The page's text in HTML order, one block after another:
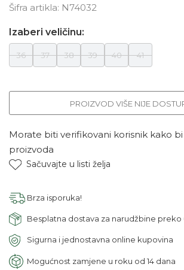
Šifra artikla: N74032
Izaberi veličinu:
36 37 38 39 40 41
PROIZVOD VIŠE NIJE
Morate biti verifikovani korisnik kako
proizvoda
Sačuvajte u listi želja
Brza isporuka!
Besplatna dostava za narudžbine preko
Sigurna i jednostavna online kupovina
Mogućnost zamjene u roku od 14 dana